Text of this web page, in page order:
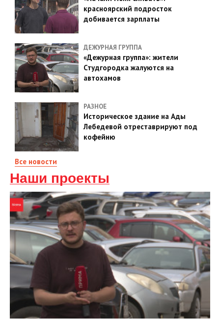
красноярский подросток
добивается зарплаты
ДЕЖУРНАЯ ГРУППА
«Дежурная группа»: жители
Студгородка жалуются на
автохамов
РАЗНОЕ
Историческое здание на Ады
Лебедевой отреставрируют под
кофейню
Все новости
Наши проекты